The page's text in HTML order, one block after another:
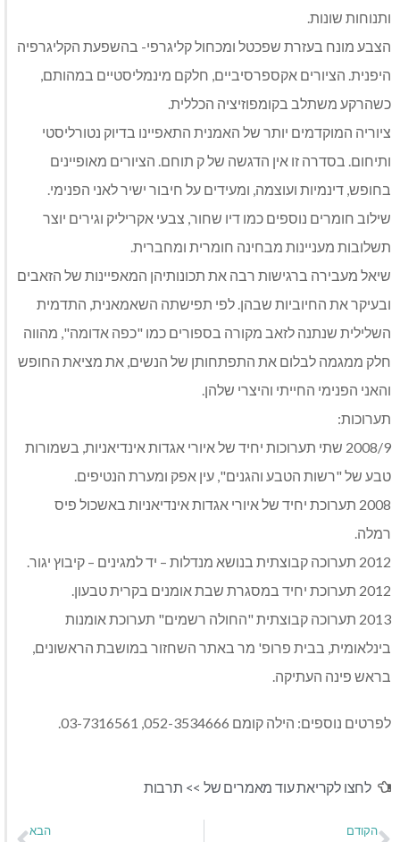
ותנוחות שונות.
הצבע מונח בעזרת שפכטל ומכחול קליגרפי- בהשפעת הקליגרפיה
היפנית. הציורים אקספרסיביים, חלקם מינמליסטיים במהותם,
כשהרקע משתלב בקומפוזיציה הכללית.
ציוריה המוקדמים יותר של האמנית התאפיינו בדיוק נטורליסטי
ותיחום. בסדרה זו אין הדגשה של ק תוחם. הציורים מאופיינים
בחופש, דינמיות ועוצמה, ומעידים על חיבור ישיר לאני הפנימי.
שילוב חומרים נוספים כמו דיו שחור, צבעי אקריליק וגירים יוצר
תשלובות מעניינות מבחינה חומרית ומחברית.
שיאל מעבירה ברגישות רבה את תכונותיהן המאפיינות של הזאבים
ובעיקר את החיוביות שבהן. לפי תפישתה השאמאנית, התדמית
השלילית שנתנה לזאב מקורה בספורים כמו "כפה אדומה", מהווה
חלק ממגמה לבלום את התפתחותן של הנשים, את מציאת החופש
והאני הפנימי החייתי והיצרי שלהן.
תערוכות:
2008/9 שתי תערוכות יחיד של איורי אגדות אינדיאניות, בשמורות
טבע של "רשות הטבע והגנים", עין אפק ומערת הנטיפים.
2008 תערוכת יחיד של איורי אגדות אינדיאניות באשכול פיס
רמלה.
2012 תערוכה קבוצתית בנושא מנדלות – יד למגינים – קיבוץ יגור.
2012 תערוכת יחיד במסגרת שבת אומנים בקרית טבעון.
2013 תערוכה קבוצתית "החולה רשמים" תערוכת אומנות
בינלאומית, בבית פרופ' מר באתר השחזור במושבת הראשונים,
בראש פינה העתיקה.
לפרטים נוספים: הילה קומם 052-3534666, 03-7316561.
לחצו לקריאת עוד מאמרים של >> תרבות
הקודם הבא